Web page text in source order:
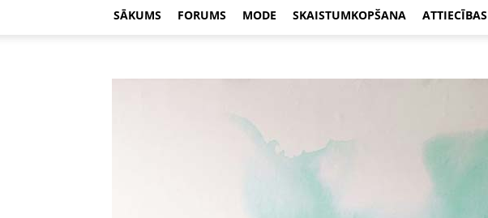
SĀKUMS FORUMS MODE SKAISTUMKOPŠANA ATTIECĪBAS